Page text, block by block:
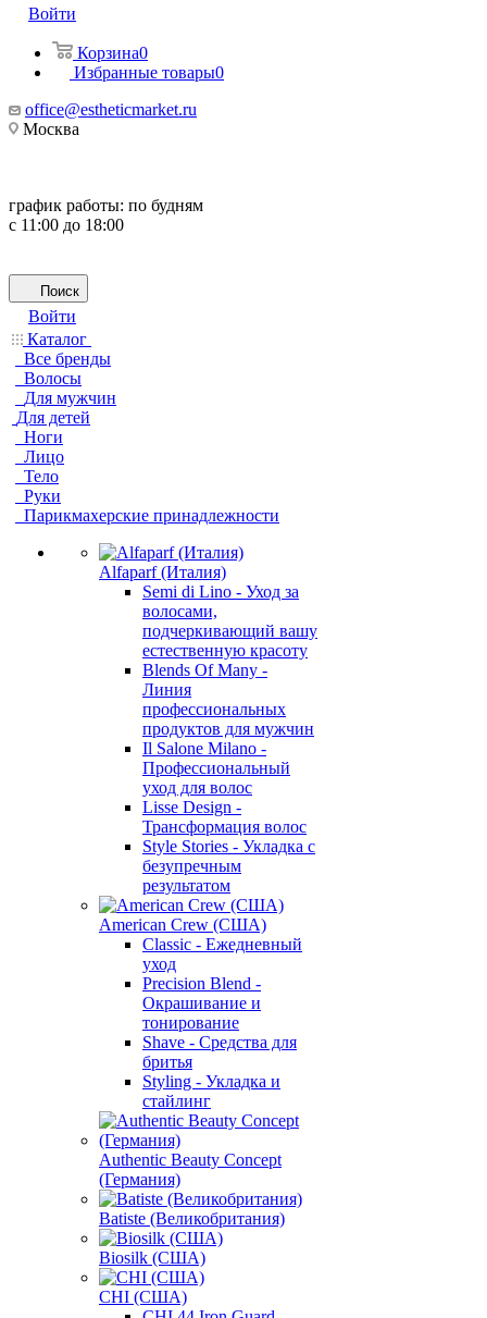
Войти
Корзина0
Избранные товары0
office@estheticmarket.ru
Москва
график работы: по будням
с 11:00 до 18:00
Поиск
Войти
Каталог
Все бренды
Волосы
Для мужчин
Для детей
Ноги
Лицо
Тело
Руки
Парикмахерские принадлежности
Alfaparf (Италия)
Semi di Lino - Уход за
волосами,
подчеркивающий вашу
естественную красоту
Blends Of Many -
Линия
профессиональных
продуктов для мужчин
Il Salone Milano -
Профессиональный
уход для волос
Lisse Design -
Трансформация волос
Style Stories - Укладка с
безупречным
результатом
American Crew (США)
Classic - Ежедневный
уход
Precision Blend -
Окрашивание и
тонирование
Shave - Средства для
бритья
Styling - Укладка и
стайлинг
Authentic Beauty Concept
(Германия)
Batiste (Великобритания)
Biosilk (США)
CHI (США)